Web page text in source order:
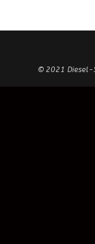
© 2021 Diesel-